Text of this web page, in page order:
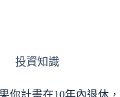
投資知識